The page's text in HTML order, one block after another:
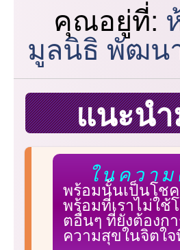
คุณอยู่ที่:
มูลนิธิ พัฒน
แนะน
ในควา
พร้อมนั้นเป็นโชค
พร้อมที่เราไม่ใช้
ตอื่นๆ ที่ยังต้องก
ความสุขในจิตใ